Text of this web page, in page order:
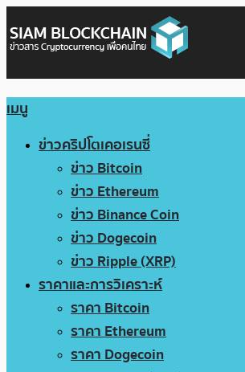
เมนู
ข่าวคริปโตเคอเรนซี่
ข่าว Bitcoin
ข่าว Ethereum
ข่าว Binance Coin
ข่าว Dogecoin
ข่าว Ripple (XRP)
ราคาและการวิเคราะห์
ราคา Bitcoin
ราคา Ethereum
ราคา Dogecoin